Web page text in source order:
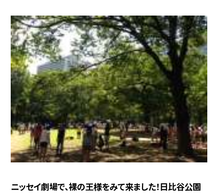
ニッセイ劇場で、裸の王様をみて来ました！日比谷公園